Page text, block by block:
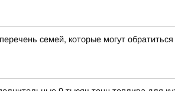
семей, которые могут